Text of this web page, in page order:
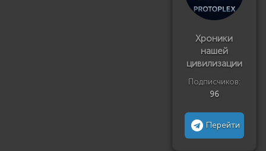
Хроники
нашей
цивилизации
Подписчиков:
96
Перейти